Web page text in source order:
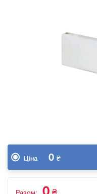
Ціна 0 ₴